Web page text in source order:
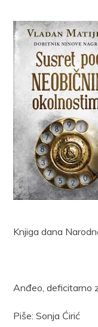
Knjiga dana
Anđeo, deficitarno
Piše: Sonja Ćirić